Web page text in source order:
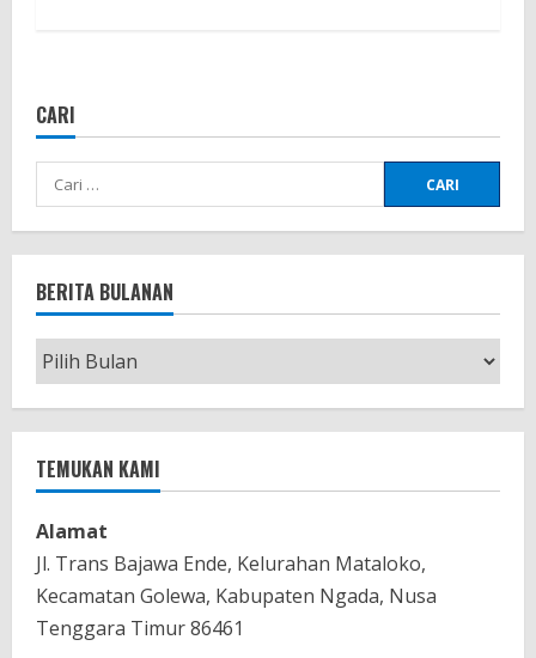
CARI
Cari
untuk:
BERITA BULANAN
Berita
Bulanan
TEMUKAN KAMI
Alamat
Jl. Trans Bajawa Ende, Kelurahan Mataloko,
Kecamatan Golewa, Kabupaten Ngada, Nusa
Tenggara Timur 86461